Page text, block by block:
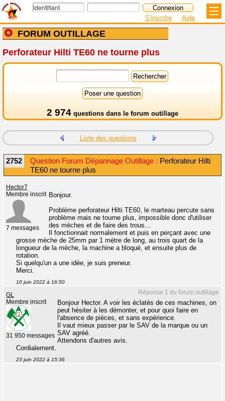
FORUM OUTILLAGE
S'inscrire Aide
Perforateur Hilti TE60 ne tourne plus
2 974 questions dans le forum outillage
Liste des questions
2752 Question Forum Dépannage Outillage : Perforateur Hilti
TE60 ne tourne plus
Hector7
Membre inscrit
7 messages
Bonjour.
Problème perforateur Hilti TE60, le marteau percute sans
problème mais ne tourne plus, impossible donc d'utiliser
des mèches et de faire des trous...
Il fonctionnait normalement et puis en perçant avec une
grosse mèche de 25mm par 1 mètre de long, au trois quart de la
longueur de la mèche, la machine a bloqué, et ensuite plus de
rotation.
Si quelqu'un a une idée, je suis preneur.
Merci.
10 juin 2022 à 16:50
Réponse 1 du forum outillage
GL
Membre inscrit
31 950 messages
Bonjour Hector. A voir les éclatés de ces machines, on
peut hésiter à les démonter, et pour quoi faire en
l'absence de pièces, et sans expérience.
Il vaut mieux passer par le SAV de la marque ou un
SAV agréé.
Attendons d'autres avis.
Cordialement.
23 juin 2022 à 15:36